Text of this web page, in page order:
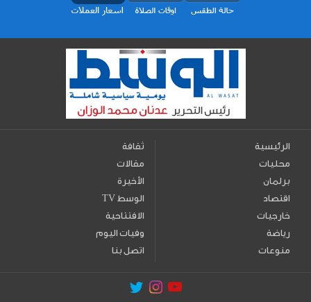
الرئيسية
محليات
برلمان
اقتصاد
خارجيات
رياضة
منوعات
ثقافة
مقالات
الأخيرة
TV الوسط
الافتتاحية
وفيات اليوم
اتصل بنا